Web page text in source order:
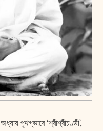
পৃথগ্‌ভাবে ‘শ্রীশ্রীচণ্ডী’,